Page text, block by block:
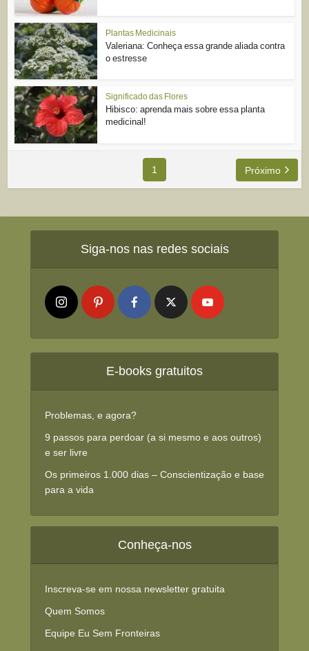
Plantas Medicinais
Valeriana: Conheça essa grande aliada contra
o estresse
Significado das Flores
Hibisco: aprenda mais sobre essa planta
medicinal!
1 Próximo
Siga-nos nas redes sociais
E-books gratuitos
Problemas, e agora?
9 passos para perdoar (a si mesmo e aos outros)
e ser livre
Os primeiros 1.000 dias – Conscientização e base
para a vida
Conheça-nos
Inscreva-se em nossa newsletter gratuita
Quem Somos
Equipe Eu Sem Fronteiras